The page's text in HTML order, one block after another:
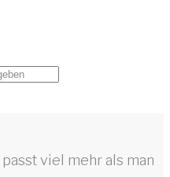
viel mehr als man